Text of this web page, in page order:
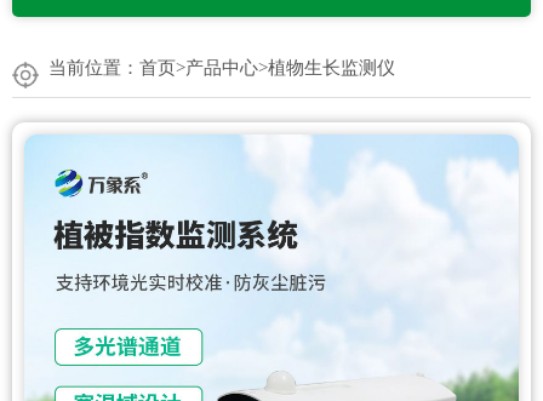
当前位置： 首页>产品中心>植物生长监测仪